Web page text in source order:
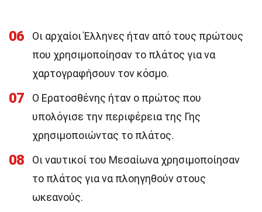
06
Οι αρχαίοι Έλληνες ήταν από τους πρώτους
που χρησιμοποίησαν το πλάτος για να
χαρτογραφήσουν τον κόσμο.
07
Ο Ερατοσθένης ήταν ο πρώτος που
υπολόγισε την περιφέρεια της Γης
χρησιμοποιώντας το πλάτος.
08
Οι ναυτικοί του Μεσαίωνα χρησιμοποίησαν
το πλάτος για να πλοηγηθούν στους
ωκεανούς.